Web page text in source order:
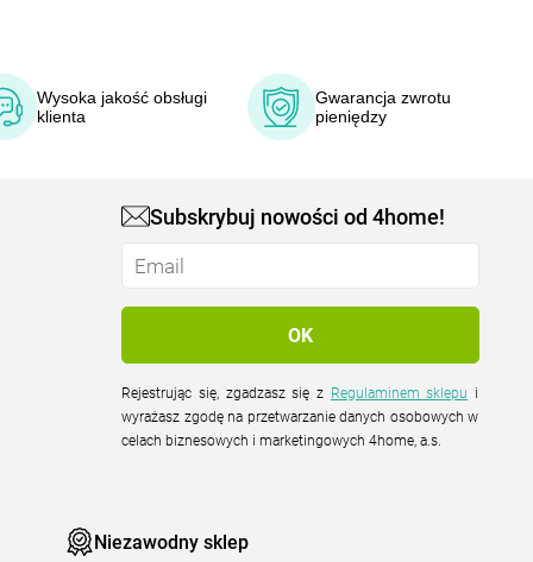
Wysoka jakość obsługi
klienta
Gwarancja zwrotu
pieniędzy
Subskrybuj nowości od 4home!
Rejestrując się, zgadzasz się z Regulaminem sklepu
wyrażasz zgodę na przetwarzanie danych osobowych w
celach biznesowych i marketingowych 4home, a.s.
Niezawodny sklep